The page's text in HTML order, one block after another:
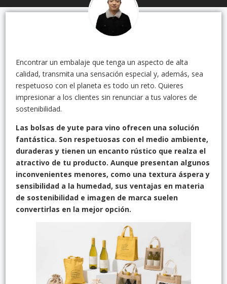
Encontrar un embalaje que tenga un aspecto de alta
calidad, transmita una sensación especial y, además, sea
respetuoso con el planeta es todo un reto. Quieres
impresionar a los clientes sin renunciar a tus valores de
sostenibilidad.
Las bolsas de yute para vino ofrecen una solución
fantástica. Son respetuosas con el medio ambiente,
duraderas y tienen un encanto rústico que realza el
atractivo de tu producto. Aunque presentan algunos
inconvenientes menores, como una textura áspera y
sensibilidad a la humedad, sus ventajas en materia
de sostenibilidad e imagen de marca suelen
convertirlas en la mejor opción.